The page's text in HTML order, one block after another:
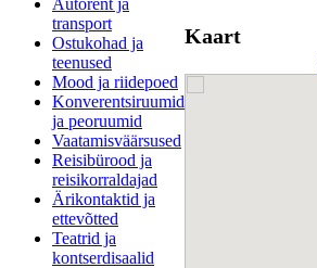
Autorent ja
transport
Ostukohad ja
teenused
Mood ja riidepoed
Konverentsiruumid
ja peoruumid
Vaatamisväärsused
Reisibürood ja
reisikorraldajad
Ärikontaktid ja
ettevõtted
Teatrid ja
kontserdisaalid
Kaart